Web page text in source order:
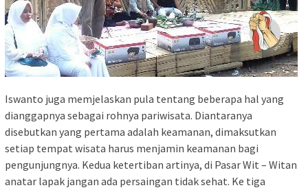
Iswanto juga memjelaskan pula tentang beberapa hal yang
dianggapnya sebagai rohnya pariwisata. Diantaranya
disebutkan yang pertama adalah keamanan, dimaksutkan
setiap tempat wisata harus menjamin keamanan bagi
pengunjungnya. Kedua ketertiban artinya, di Pasar Wit – Witan
anatar lapak jangan ada persaingan tidak sehat. Ke tiga